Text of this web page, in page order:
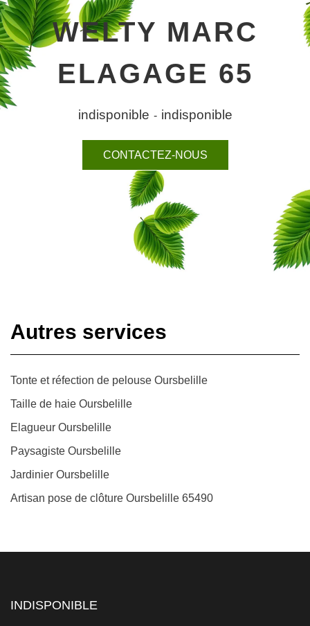
WELTY MARC
ELAGAGE 65
indisponible - indisponible
CONTACTEZ-NOUS
Autres services
Tonte et réfection de pelouse Oursbelille
Taille de haie Oursbelille
Elagueur Oursbelille
Paysagiste Oursbelille
Jardinier Oursbelille
Artisan pose de clôture Oursbelille 65490
INDISPONIBLE